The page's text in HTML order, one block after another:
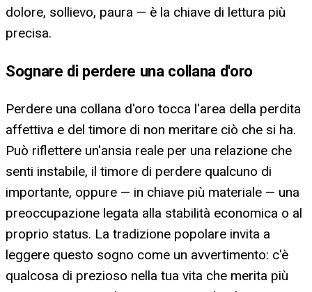
dolore, sollievo, paura — è la chiave di lettura più
precisa.
Sognare di perdere una collana d'oro
Perdere una collana d'oro tocca l'area della perdita
affettiva e del timore di non meritare ciò che si ha.
Può riflettere un'ansia reale per una relazione che
senti instabile, il timore di perdere qualcuno di
importante, oppure — in chiave più materiale — una
preoccupazione legata alla stabilità economica o al
proprio status. La tradizione popolare invita a
leggere questo sogno come un avvertimento: c'è
qualcosa di prezioso nella tua vita che merita più